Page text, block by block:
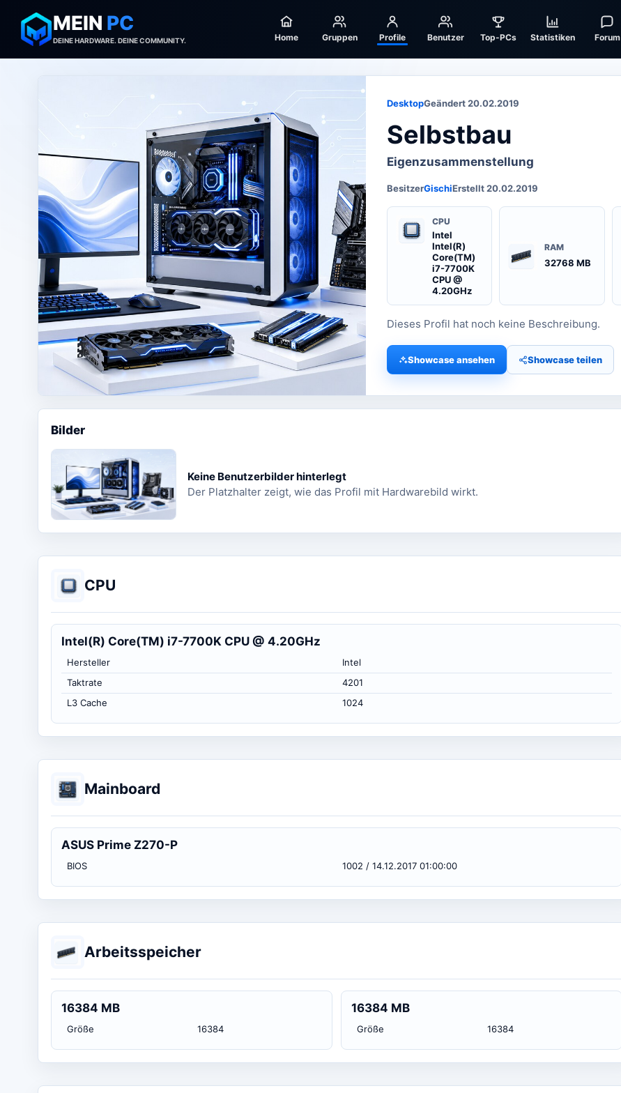
MEIN PC
DEINE HARDWARE. DEINE COMMUNITY. Home Gruppen Profile Benutzer Top-PCs Statistiken Forum
DesktopGeändert 20.02.2019
Selbstbau
Eigenzusammenstellung
BesitzerGischiErstellt 20.02.2019
CPU
Intel
Intel(R)
Core(TM)
i7-7700K
CPU @
4.20GHz
RAM
32768 MB
Dieses Profil hat noch keine Beschreibung.
Showcase ansehen Showcase teilen
Bilder
Keine Benutzerbilder hinterlegt
Der Platzhalter zeigt, wie das Profil mit Hardwarebild wirkt.
CPU
Intel(R) Core(TM) i7-7700K CPU @ 4.20GHz
Hersteller
Intel
Taktrate
4201
L3 Cache
1024
Mainboard
ASUS Prime Z270-P
BIOS 1002 / 14.12.2017 01:00:00
Arbeitsspeicher
16384 MB
Größe 16384
16384 MB
Größe 16384